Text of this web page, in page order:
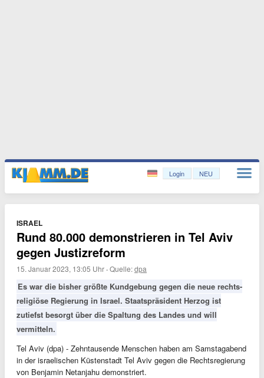
Login NEU
ISRAEL
Rund 80.000 demonstrieren in Tel Aviv
gegen Justizreform
15. Januar 2023, 13:05 Uhr ·Quelle:dpa
Es war die bisher größte Kundgebung gegen die neue rechts-
religiöse Regierung in Israel. Staatspräsident Herzog ist
zutiefst besorgt über die Spaltung des Landes und will
vermitteln.
Tel Aviv (dpa) - Zehntausende Menschen haben am Samstagabend
in der israelischen Küstenstadt Tel Aviv gegen die Rechtsregierung
von Benjamin Netanjahu demonstriert.